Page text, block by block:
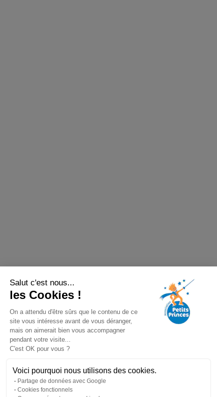
Salut c'est nous...
les Cookies !
On a attendu d'être sûrs que le contenu de ce
site vous intéresse avant de vous déranger,
mais on aimerait bien vous accompagner
pendant votre visite...
C'est OK pour vous ?
Voici pourquoi nous utilisons des cookies.
Partage de données avec Google
Cookies fonctionnels